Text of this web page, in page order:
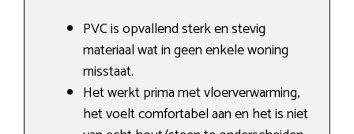
PVC is opvallend sterk en stevig
materiaal wat in geen enkele woning
misstaat.
Het werkt prima met vloerverwarming,
het voelt comfortabel aan en het is niet